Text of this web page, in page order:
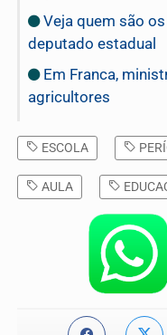
Veja quem são
deputado estadual
Em Franca,
agricultores
ESCOLA
AULA